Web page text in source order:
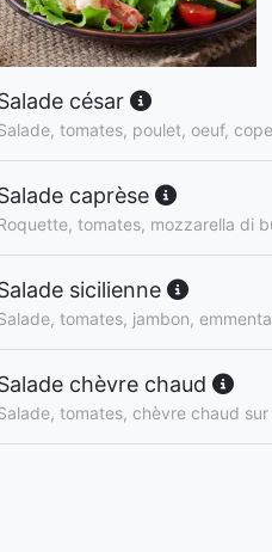
césar
tomates, poulet, oeuf,
caprèse
tomates, mozzarella di
sicilienne
tomates, jambon,
chèvre chaud
tomates, chèvre chaud